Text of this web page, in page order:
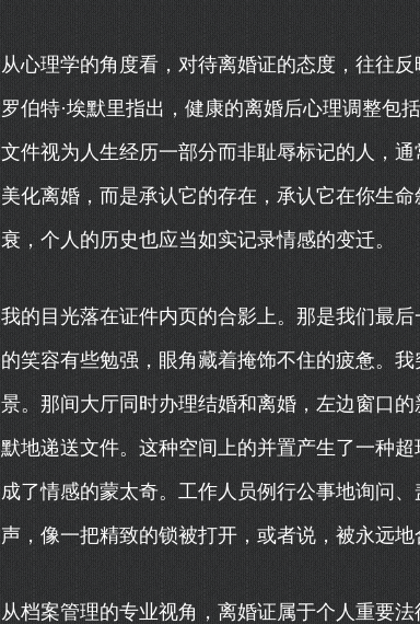
从心理学的角度看，对待离婚证的态度，往往
罗伯特·埃默里指出，健康的离婚后心理调整包
文件视为人生经历一部分而非耻辱标记的人，
美化离婚，而是承认它的存在，承认它在你生
衰，个人的历史也应当如实记录情感的变迁。
我的目光落在证件内页的合影上。那是我们最
的笑容有些勉强，眼角藏着掩饰不住的疲惫。
景。那间大厅同时办理结婚和离婚，左边窗口
默地递送文件。这种空间上的并置产生了一种
成了情感的蒙太奇。工作人员例行公事地询问
声，像一把精致的锁被打开，或者说，被永远地
从档案管理的专业视角，离婚证属于个人重要